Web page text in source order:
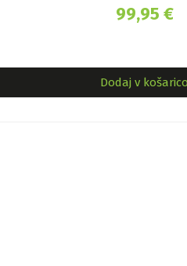
99,95 €
Dodaj v